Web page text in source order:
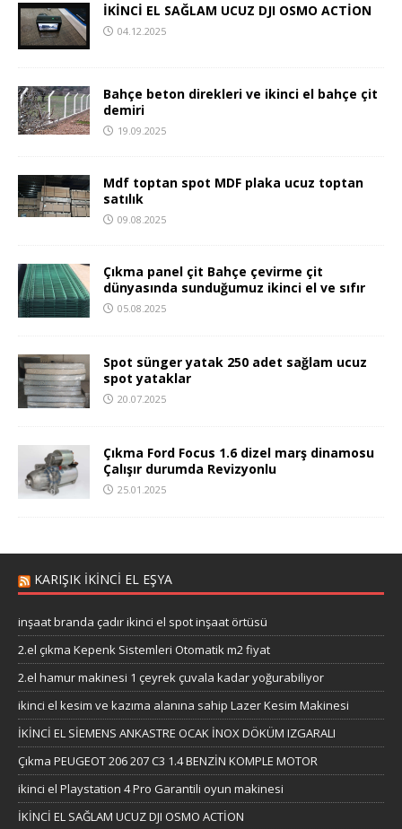
İKİNCİ EL SAĞLAM UCUZ DJI OSMO ACTİON
04.12.2025
Bahçe beton direkleri ve ikinci el bahçe çit
demiri
19.09.2025
Mdf toptan spot MDF plaka ucuz toptan
satılık
09.08.2025
Çıkma panel çit Bahçe çevirme çit
dünyasında sunduğumuz ikinci el ve sıfır
05.08.2025
Spot sünger yatak 250 adet sağlam ucuz
spot yataklar
20.07.2025
Çıkma Ford Focus 1.6 dizel marş dinamosu
Çalışır durumda Revizyonlu
25.01.2025
KARIŞIK IKINCI EL EŞYA
inşaat branda çadır ikinci el spot inşaat örtüsü
2.el çıkma Kepenk Sistemleri Otomatik m2 fiyat
2.el hamur makinesi 1 çeyrek çuvala kadar yoğurabiliyor
ikinci el kesim ve kazıma alanına sahip Lazer Kesim Makinesi
İKİNCİ EL SİEMENS ANKASTRE OCAK İNOX DÖKÜM IZGARALI
Çıkma PEUGEOT 206 207 C3 1.4 BENZİN KOMPLE MOTOR
ikinci el Playstation 4 Pro Garantili oyun makinesi
İKİNCİ EL SAĞLAM UCUZ DJI OSMO ACTİON